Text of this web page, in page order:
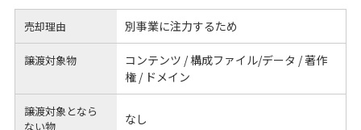
売却理由 別事業に注力するため
譲渡対象物
コンテンツ / 構成ファイル/データ / 著作
権 / ドメイン
譲渡対象となら
ない物
なし